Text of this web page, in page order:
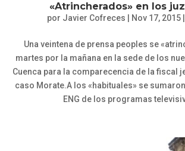
«Atrincherados» en los
por Javier Cofreces Nov 17, 2015|
Una veintena de prensa peoples se
martes por la mañana en la sede de los
Cuenca para la comparecencia de la fiscal
caso Morate.A los «habituales» se
ENG de los programas